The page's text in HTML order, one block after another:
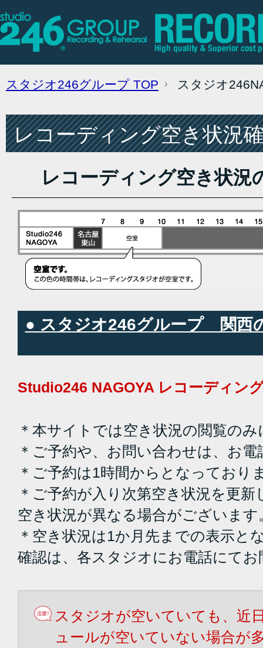
スタジオ246グループ TOP スタジオ
レコーディング空き状況
レコーディング空き状況
● スタジオ246グループ 関西
Studio246 NAGOYA レコーディン
＊本サイトでは空き状況の閲覧の
＊ご予約や、お問い合わせは、お
＊ご予約は1時間からとなっており
＊ご予約が入り次第空き状況を更
空き状況が異なる場合がございます
＊空き状況は1か月先までの表示と
確認は、各スタジオにお電話にて
スタジオが空いていても、近
ュールが空いていない場合が